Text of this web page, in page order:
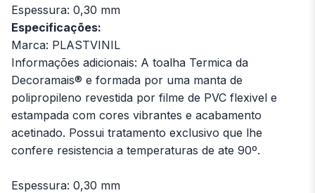
Espessura: 0,30 mm
Especificações:
Marca: PLASTVINIL
Informações adicionais: A toalha Termica da
Decoramais® e formada por uma manta de
polipropileno revestida por filme de PVC flexivel e
estampada com cores vibrantes e acabamento
acetinado. Possui tratamento exclusivo que lhe
confere resistencia a temperaturas de ate 90º.
Espessura: 0,30 mm